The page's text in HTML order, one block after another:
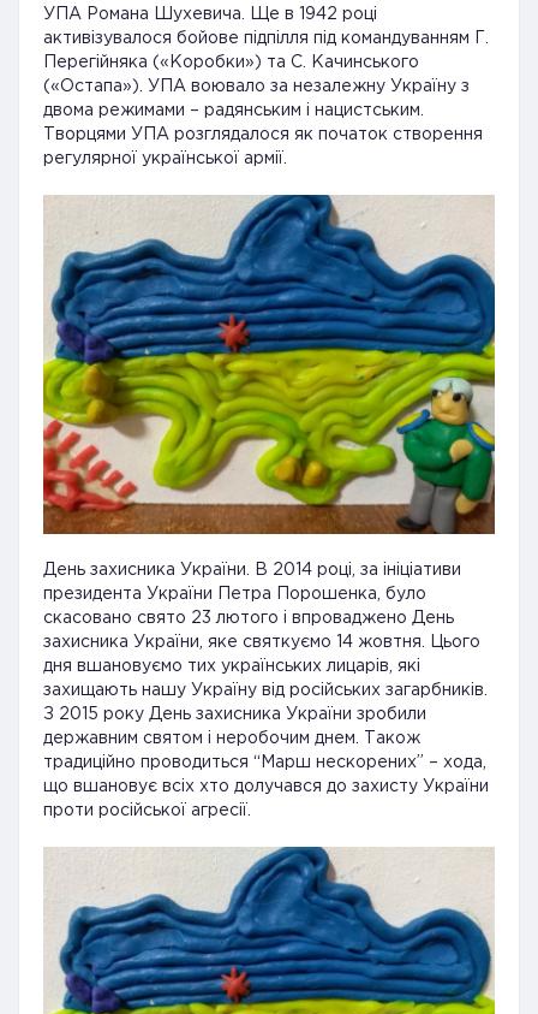
УПА Романа Шухевича. Ще в 1942 році
активізувалося бойове підпілля під командуванням Г.
Перегійняка («Коробки») та С. Качинського
(«Остапа»). УПА воювало за незалежну Україну з
двома режимами – радянським і нацистським.
Творцями УПА розглядалося як початок створення
регулярної української армії.
День захисника України. В 2014 році, за ініціативи
президента України Петра Порошенка, було
скасовано свято 23 лютого і впроваджено День
захисника України, яке святкуємо 14 жовтня. Цього
дня вшановуємо тих українських лицарів, які
захищають нашу Україну від російських загарбників.
З 2015 року День захисника України зробили
державним святом і неробочим днем. Також
традиційно проводиться “Марш нескорених” – хода,
що вшановує всіх хто долучався до захисту України
проти російської агресії.